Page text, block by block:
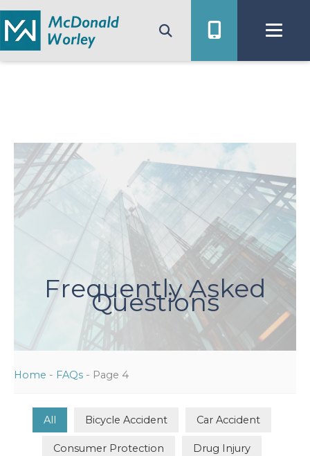
to
content
Frequently Asked
Questions
Home - FAQs - Page 4
All Bicycle Accident Car Accident
Consumer Protection Drug Injury